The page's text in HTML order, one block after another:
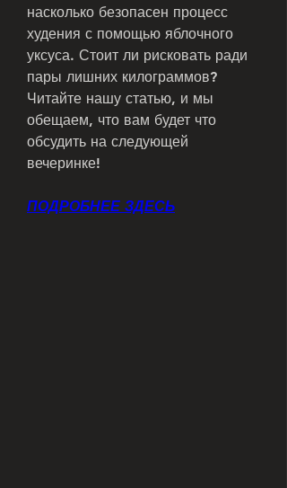
насколько безопасен процесс
худения с помощью яблочного
уксуса. Стоит ли рисковать ради
пары лишних килограммов?
Читайте нашу статью, и мы
обещаем, что вам будет что
обсудить на следующей
вечеринке!
ПОДРОБНЕЕ ЗДЕСЬ